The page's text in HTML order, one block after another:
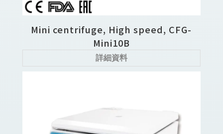
Mini centrifuge, High speed, CFG-
Mini10B
詳細資料